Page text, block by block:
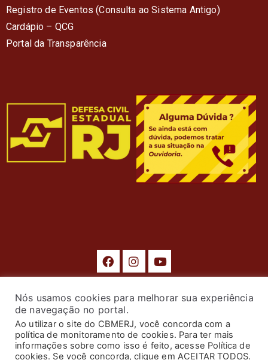
Registro de Eventos (Consulta ao Sistema Antigo)
Cardápio – QCG
Portal da Transparência
© 2024 Corpo de Bombeiros Militar do Estado do Rio de
Janeiro. Todos os Direitos Reservados. Desenvolvimento
porASTI.
Nós usamos cookies para melhorar sua experiência
de navegação no portal.
Ao utilizar o site do CBMERJ, você concorda com a
política de monitoramento de cookies. Para ter mais
informações sobre como isso é feito, acesse Política de
cookies. Se você concorda, clique em ACEITAR TODOS.